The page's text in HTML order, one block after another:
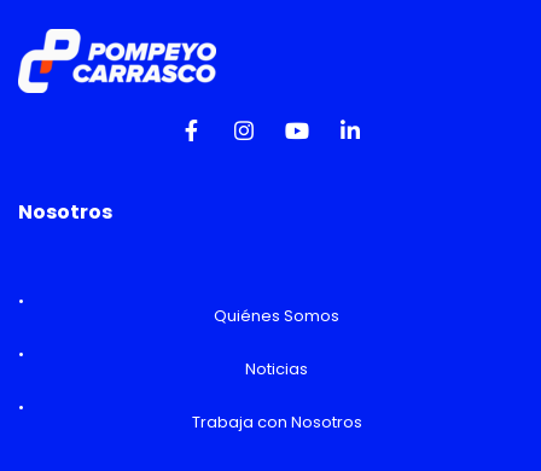
Nosotros
Quiénes Somos
Noticias
Trabaja con Nosotros